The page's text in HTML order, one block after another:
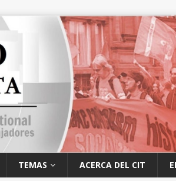
TEMAS ACERCA DEL CIT